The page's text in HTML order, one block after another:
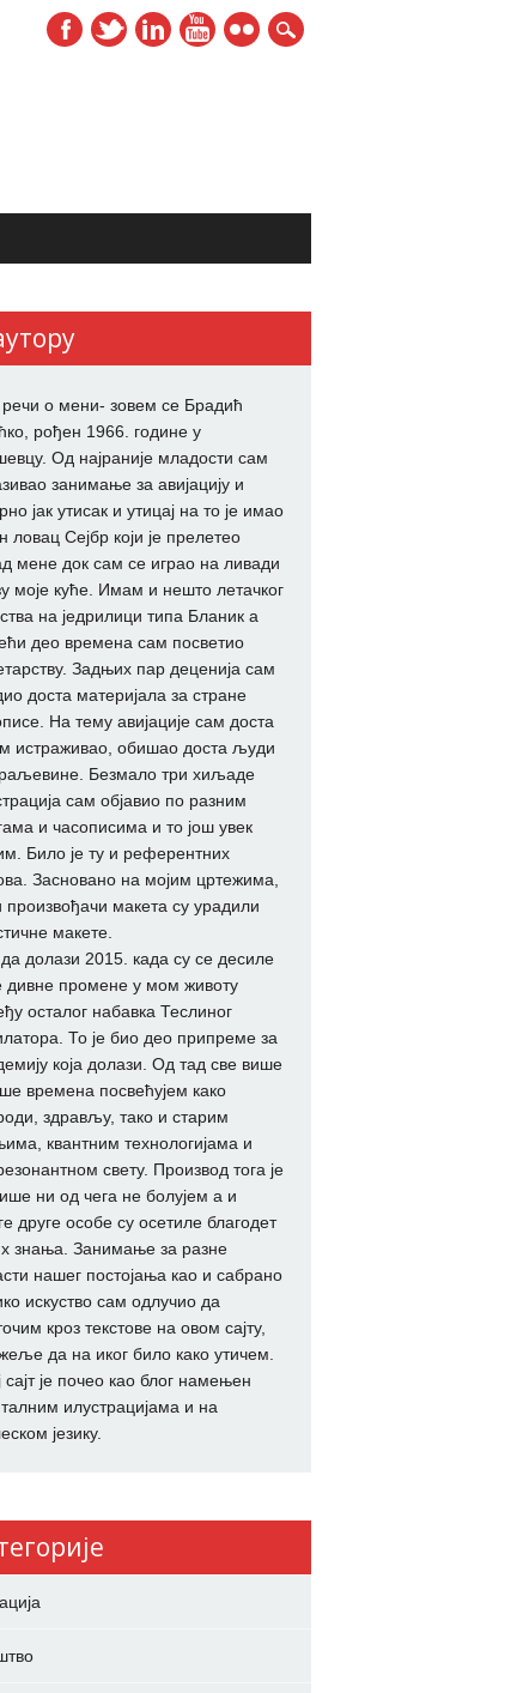
о мени- зовем се Брадић
рођен 1966. године у
Од најраније младости сам
занимање за авијацију и
јак утисак и утицај на то је имао
ловац Сејбр који је прелетео
мене док сам се играо на ливади
моје куће. Имам и нешто летачког
на једрилици типа Бланик а
део времена сам посветио
Задњих пар деценија сам
доста материјала за стране
На тему авијације сам доста
истраживао, обишао доста људи
Безмало три хиљаде
сам објавио по разним
и часописима и то још увек
Било је ту и референтних
Засновано на мојим цртежима,
произвођачи макета су урадили
макете.
долази 2015. када су се десиле
дивне промене у мом животу
осталог набавка Теслиног
То је био део припреме за
која долази. Од тад све више
времена посвећујем како
здрављу, тако и старим
квантним технологијама и
свету. Производ тога је
ни од чега не болујем а и
друге особе су осетиле благодет
знања. Занимање за разне
нашег постојања као и сабрано
искуство сам одлучио да
кроз текстове на овом сајту,
да на иког било како утичем.
сајт је почео као блог намењен
илустрацијама и на
језику.